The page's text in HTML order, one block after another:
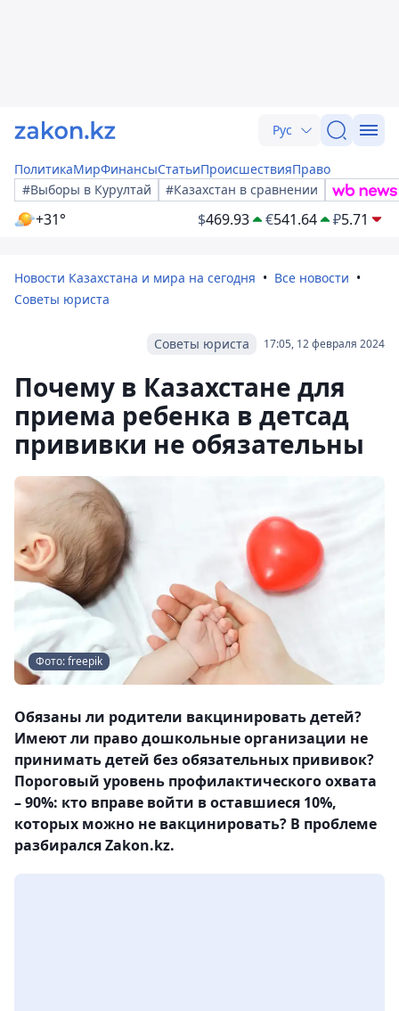
Рус
ПолитикаМирФинансыСтатьиПроисшествияПраво
#Выборы в Курултай
#Казахстан в сравнении
+31° $469.93 €541.64 ₽5.71
Новости Казахстана и мира на сегодня
Все новости
Советы юриста
17:05, 12 февраля 2024
Советы юриста
Почему в Казахстане для
приема ребенка в детсад
прививки не обязательны
Фото: freepik
Обязаны ли родители вакцинировать детей?
Имеют ли право дошкольные организации не
принимать детей без обязательных прививок?
Пороговый уровень профилактического охвата
– 90%: кто вправе войти в оставшиеся 10%,
которых можно не вакцинировать? В проблеме
разбирался Zakon.kz.